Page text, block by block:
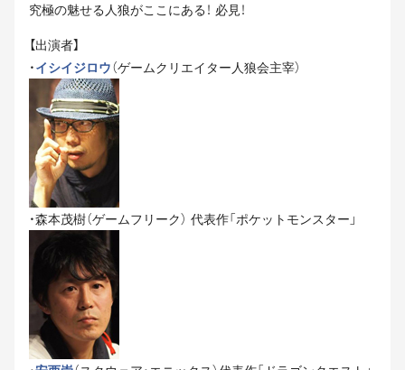
究極の魅せる人狼がここにある！ 必見！
【出演者】
・イシイジロウ（ゲームクリエイター人狼会主宰）
・森本茂樹（ゲームフリーク） 代表作「ポケットモンスター」